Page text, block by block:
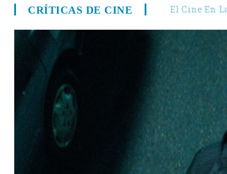
CRÍTICAS DE CINE El Cine En